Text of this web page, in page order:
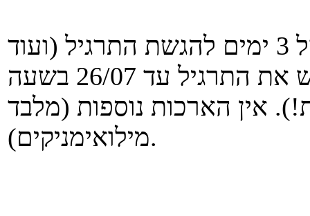
ללא צורך בהסבר ניתנת הארכה של 3 ימים להגשת התרגיל (ועוד
שישי-שבת). כלומר, ניתן להגיש את התרגיל עד 26/07 בשעה
אין הארכות נוספות (מלבד
מילואימניקים).